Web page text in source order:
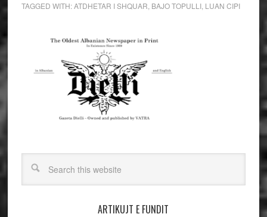
TAGGED WITH:ATDHETAR I SHQUAR BAJO TOPULLI, LUAN CIPI
ARTIKUJT E FUNDIT